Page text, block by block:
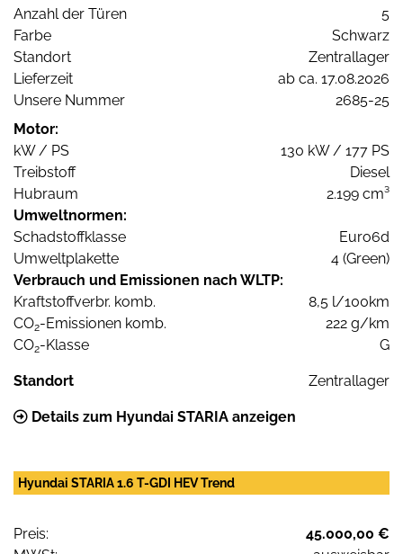
Anzahl der Türen
5
Farbe
Schwarz
Standort
Zentrallager
Lieferzeit
ab ca. 17.08.2026
Unsere Nummer
2685-25
Motor:
kW / PS
130 kW / 177 PS
Treibstoff
Diesel
Hubraum
2.199 cm³
Umweltnormen:
Schadstoffklasse
Euro6d
Umweltplakette
4 (Green)
Verbrauch und Emissionen nach WLTP:
Kraftstoffverbr. komb.
8,5 l/100km
CO2-Emissionen komb.
222 g/km
CO2-Klasse G
Standort Zentrallager
Details zum Hyundai STARIA anzeigen
Hyundai STARIA 1.6 T-GDI HEV Trend
Preis:
45.000,00 €